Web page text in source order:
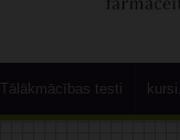
Tālākmācības testi